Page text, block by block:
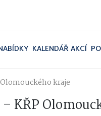
KALENDÁŘ AKCÍ
kraje
KŘP